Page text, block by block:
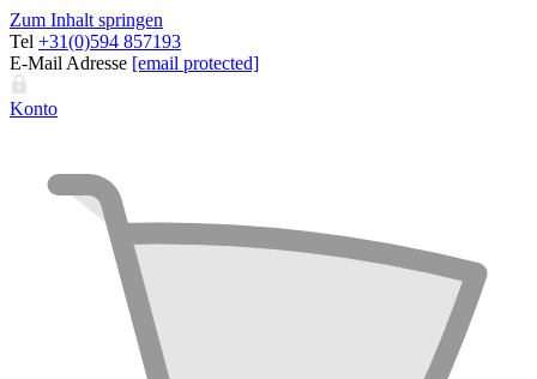
Zum Inhalt springen
Tel +31(0)594 857193
E-Mail Adresse [email protected]
Konto